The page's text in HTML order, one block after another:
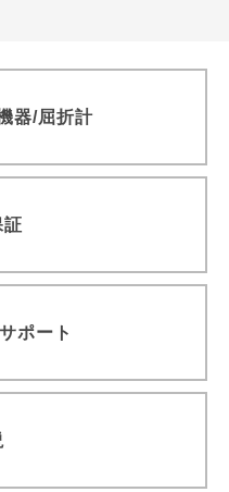
外・軟X線領域用）
器/屈折計
証
ポート